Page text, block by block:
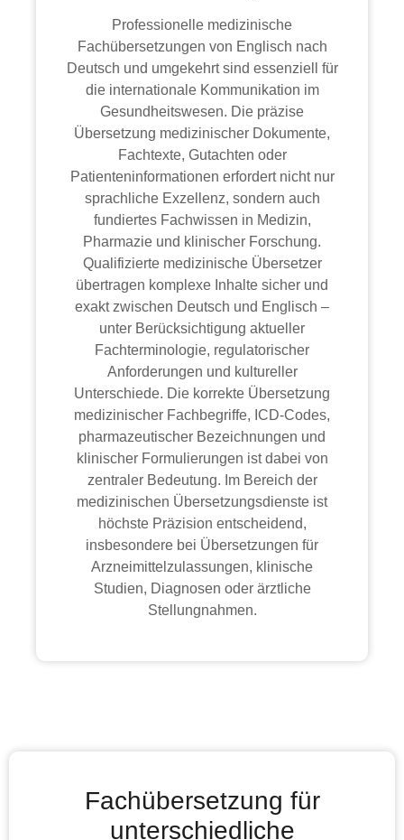
Professionelle medizinische
Fachübersetzungen von Englisch nach
Deutsch und umgekehrt sind essenziell für
die internationale Kommunikation im
Gesundheitswesen. Die präzise
Übersetzung medizinischer Dokumente,
Fachtexte, Gutachten oder
Patienteninformationen erfordert nicht nur
sprachliche Exzellenz, sondern auch
fundiertes Fachwissen in Medizin,
Pharmazie und klinischer Forschung.
Qualifizierte medizinische Übersetzer
übertragen komplexe Inhalte sicher und
exakt zwischen Deutsch und Englisch –
unter Berücksichtigung aktueller
Fachterminologie, regulatorischer
Anforderungen und kultureller
Unterschiede. Die korrekte Übersetzung
medizinischer Fachbegriffe, ICD-Codes,
pharmazeutischer Bezeichnungen und
klinischer Formulierungen ist dabei von
zentraler Bedeutung. Im Bereich der
medizinischen Übersetzungsdienste ist
höchste Präzision entscheidend,
insbesondere bei Übersetzungen für
Arzneimittelzulassungen, klinische
Studien, Diagnosen oder ärztliche
Stellungnahmen.
Fachübersetzung für
unterschiedliche